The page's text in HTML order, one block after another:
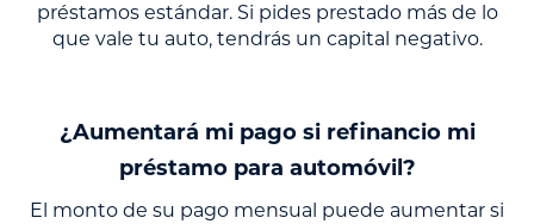
préstamos estándar. Si pides prestado más de lo
que vale tu auto, tendrás un capital negativo.
¿Aumentará mi pago si refinancio mi
préstamo para automóvil?
El monto de su pago mensual puede aumentar si